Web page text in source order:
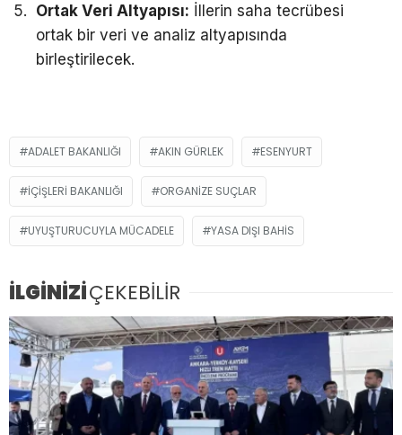
Ortak Veri Altyapısı: İllerin saha tecrübesi
ortak bir veri ve analiz altyapısında
birleştirilecek.
ADALET BAKANLIĞI AKIN GÜRLEK ESENYURT
İÇIŞLERI BAKANLIĞI ORGANIZE SUÇLAR
UYUŞTURUCUYLA MÜCADELE YASA DIŞI BAHIS
İLGİNİZİÇEKEBİLİR